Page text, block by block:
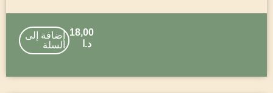
18,00
د.ا
إضافة إلى
السلة